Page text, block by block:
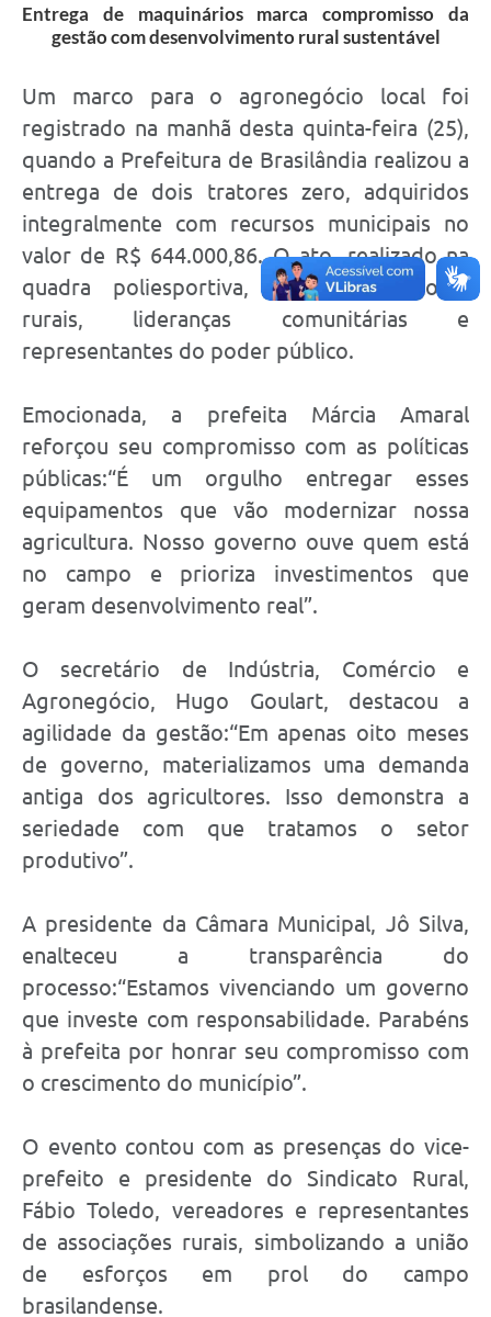
Entrega de maquinários marca compromisso da
gestão com desenvolvimento rural sustentável
Um marco para o agronegócio local foi
registrado na manhã desta quinta-feira (25),
quando a Prefeitura de Brasilândia realizou a
entrega de dois tratores zero, adquiridos
integralmente com recursos municipais no
valor de R$ 644.000,86. O ato, realizado na
quadra poliesportiva, reuniu produtores
rurais, lideranças comunitárias e
representantes do poder público.
Emocionada, a prefeita Márcia Amaral
reforçou seu compromisso com as políticas
públicas:“É um orgulho entregar esses
equipamentos que vão modernizar nossa
agricultura. Nosso governo ouve quem está
no campo e prioriza investimentos que
geram desenvolvimento real”.
O secretário de Indústria, Comércio e
Agronegócio, Hugo Goulart, destacou a
agilidade da gestão:“Em apenas oito meses
de governo, materializamos uma demanda
antiga dos agricultores. Isso demonstra a
seriedade com que tratamos o setor
produtivo”.
A presidente da Câmara Municipal, Jô Silva,
enalteceu a transparência do
processo:“Estamos vivenciando um governo
que investe com responsabilidade. Parabéns
à prefeita por honrar seu compromisso com
o crescimento do município”.
O evento contou com as presenças do vice-
prefeito e presidente do Sindicato Rural,
Fábio Toledo, vereadores e representantes
de associações rurais, simbolizando a união
de esforços em prol do campo
brasilandense.